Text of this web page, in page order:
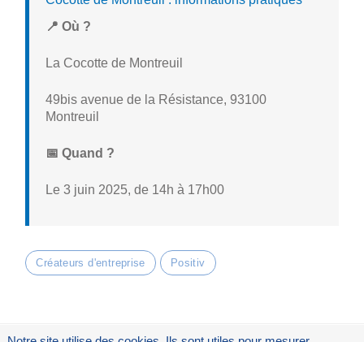
📍 Où ?
La Cocotte de Montreuil
49bis avenue de la Résistance, 93100
Montreuil
📅 Quand ?
Le 3 juin 2025, de 14h à 17h00
Créateurs d'entreprise Positiv